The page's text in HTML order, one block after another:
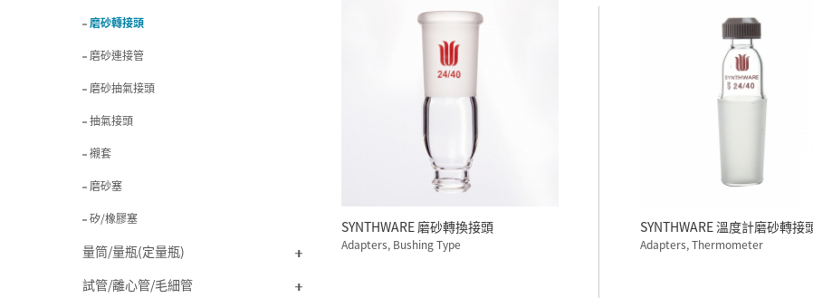
磨砂轉接頭
磨砂連接管
磨砂抽氣接頭
抽氣接頭
襯套
磨砂塞
矽/橡膠塞
量筒/量瓶(定量瓶)
試管/離心管/毛細管
SYNTHWARE 磨砂轉換接頭
Adapters, Bushing Type
SYNTHWARE 溫度計磨砂轉接
Adapters, Thermometer